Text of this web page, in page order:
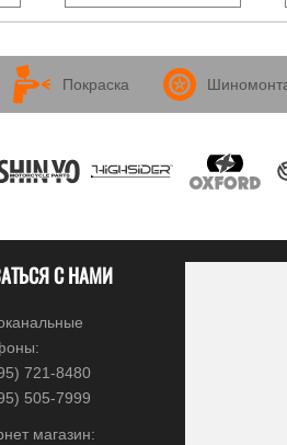
Покраска
С НАМИ
721-8480
505-7999
магазин: